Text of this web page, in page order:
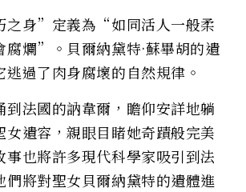
之身”定義為“如同活人一般柔
腐爛”。貝爾納黛特·蘇畢胡的遺
過了肉身腐壞的自然規律。
到法國的訥韋爾，瞻仰安詳地躺
女遺容，親眼目睹她奇蹟般完美
事也將許多現代科學家吸引到法
們將對聖女貝爾納黛特的遺體進